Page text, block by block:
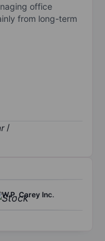
office
from long-term
/
W.P. Carey Inc.